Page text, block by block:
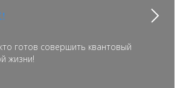
готов совершить квантовый
жизни!